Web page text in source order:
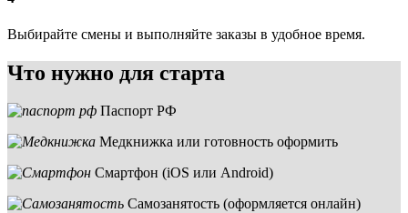
Выбирайте смены и выполняйте заказы в удобное время.
Что нужно для старта
Паспорт РФ
Медкнижка или готовность оформить
Смартфон (iOS или Android)
Самозанятость (оформляется онлайн)